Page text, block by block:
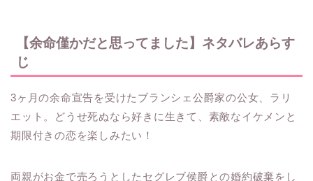
【余命僅かだと思ってました】ネタバレあらす
じ
3ヶ月の余命宣告を受けたブランシェ公爵家の公女、ラリ
エット。どうせ死ぬなら好きに生きて、素敵なイケメンと
期限付きの恋を楽しみたい！
両親がお金で売ろうとしたセグレブ侯爵との婚約破棄をし